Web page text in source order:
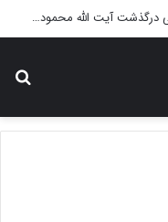
پیام تسلیت آیت الله مصباحی مقدم در پی درگذشت آیت الله محمودی گلپایگانی